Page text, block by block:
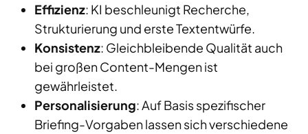
Effizienz: KI beschleunigt Recherche,
Strukturierung und erste Textentwürfe.
Konsistenz: Gleichbleibende Qualität auch
bei großen Content-Mengen ist
gewährleistet.
Personalisierung: Auf Basis spezifischer
Briefing-Vorgaben lassen sich verschiedene